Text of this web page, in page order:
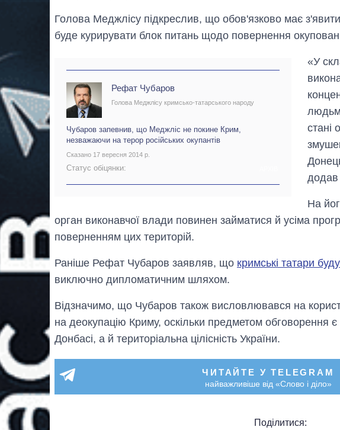
Голова Меджлісу підкреслив, що обов'язково має
буде курирувати блок питань щодо повернення
Рефат Чубаров
Голова Меджлісу кримсько-татарського народу
Чубаров запевнив, що Меджліс не покине Крим,
незважаючи на терор російських окупантів
Сказано 17 вересня 2014 р.
Статус обіцянки:
«У
стані
На
орган виконавчої влади повинен займатися й усіма
поверненням цих територій.
Раніше Рефат Чубаров заявляв, що кримські татари
виключно дипломатичним шляхом.
Відзначимо, що Чубаров також висловлювався на
на деокупацію Криму, оскільки предметом обговорення
Донбасі, а й територіальна цілісність України.
ЧИТАЙТЕ У TELEGRAM
найважливіше від «Слово і діло»
Поділитися: